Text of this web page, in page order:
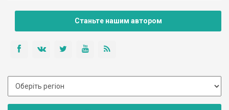
Станьте нашим автором